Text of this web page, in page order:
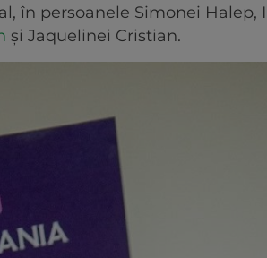
în persoanele Simonei Halep,
și Jaquelinei Cristian.